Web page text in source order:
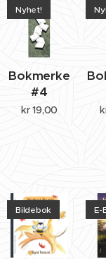
Bokmerke
#4
Nyhet!
kr19,00
Bildebok E-